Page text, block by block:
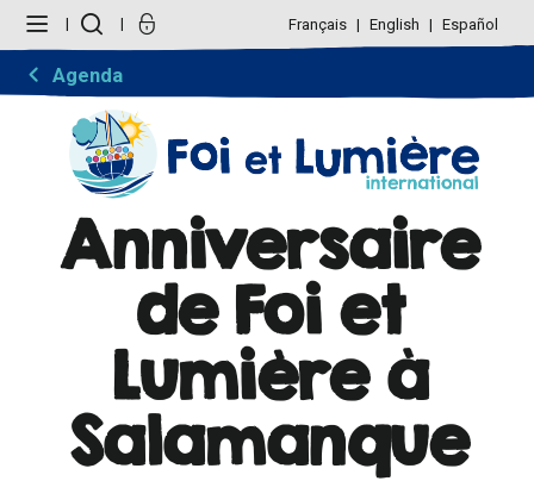
contenu.
navigation
personnels
Français English Español
Agenda
Anniversaire
de Foi et
Lumière à
Salamanque